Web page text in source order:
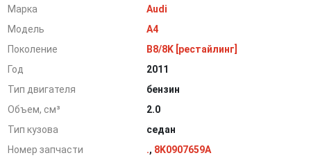
Марка
Audi
Модель
A4
Поколение
B8/8K [рестайлинг]
Год
2011
Тип двигателя
бензин
Объем, см³
2.0
Тип кузова
седан
Номер запчасти
., 8K0907659A